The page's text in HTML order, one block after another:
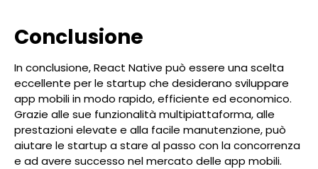
Conclusione
In conclusione, React Native può essere una scelta
eccellente per le startup che desiderano sviluppare
app mobili in modo rapido, efficiente ed economico.
Grazie alle sue funzionalità multipiattaforma, alle
prestazioni elevate e alla facile manutenzione, può
aiutare le startup a stare al passo con la concorrenza
e ad avere successo nel mercato delle app mobili.